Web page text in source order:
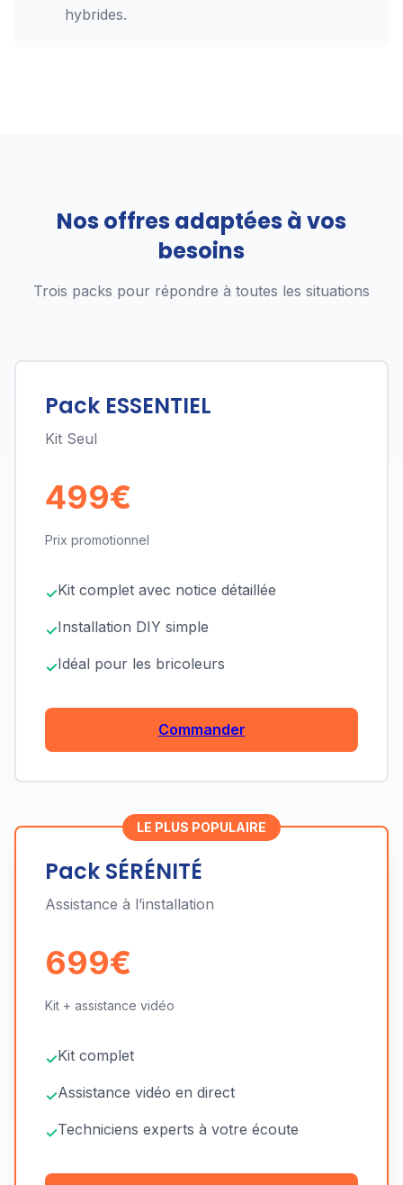
hybrides.
Nos offres adaptées à vos
besoins
Trois packs pour répondre à toutes les situations
Pack ESSENTIEL
Kit Seul
499€
Prix promotionnel
Kit complet avec notice détaillée
Installation DIY simple
Idéal pour les bricoleurs
Commander
LE PLUS POPULAIRE
Pack SÉRÉNITÉ
Assistance à l’installation
699€
Kit + assistance vidéo
Kit complet
Assistance vidéo en direct
Techniciens experts à votre écoute